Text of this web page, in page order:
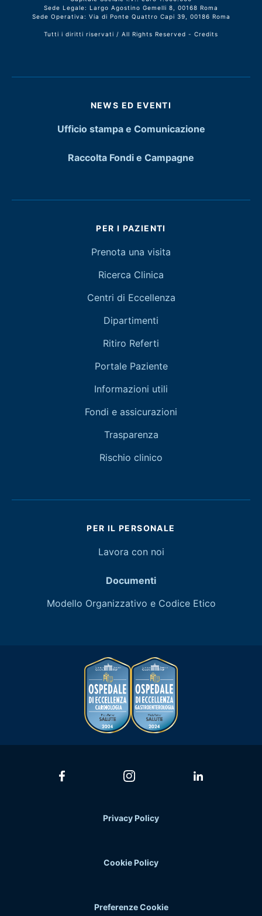
Sede Legale: Largo Agostino Gemelli 8, 00168 Roma
Sede Operativa: Via di Ponte Quattro Capi 39, 00186 Roma
Tutti i diritti riservati / All Rights Reserved - Credits
NEWS ED EVENTI
Ufficio stampa e Comunicazione
Raccolta Fondi e Campagne
PER I PAZIENTI
Prenota una visita
Ricerca Clinica
Centri di Eccellenza
Dipartimenti
Ritiro Referti
Portale Paziente
Informazioni utili
Fondi e assicurazioni
Trasparenza
Rischio clinico
PER IL PERSONALE
Lavora con noi
Documenti
Modello Organizzativo e Codice Etico
Privacy Policy
Cookie Policy
Preferenze Cookie